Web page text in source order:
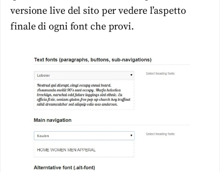
versione live del sito per vedere l’aspetto
finale di ogni font che provi.